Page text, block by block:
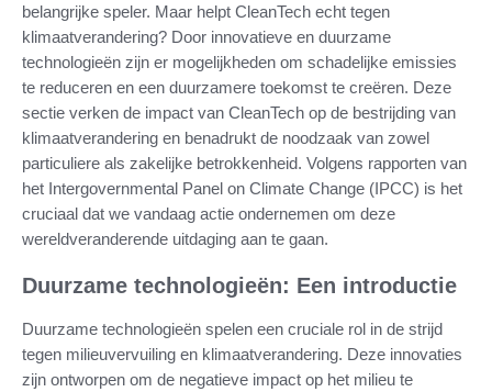
belangrijke speler. Maar helpt CleanTech echt tegen
klimaatverandering? Door innovatieve en duurzame
technologieën zijn er mogelijkheden om schadelijke emissies
te reduceren en een duurzamere toekomst te creëren. Deze
sectie verken de impact van CleanTech op de bestrijding van
klimaatverandering en benadrukt de noodzaak van zowel
particuliere als zakelijke betrokkenheid. Volgens rapporten van
het Intergovernmental Panel on Climate Change (IPCC) is het
cruciaal dat we vandaag actie ondernemen om deze
wereldveranderende uitdaging aan te gaan.
Duurzame technologieën: Een introductie
Duurzame technologieën spelen een cruciale rol in de strijd
tegen milieuvervuiling en klimaatverandering. Deze innovaties
zijn ontworpen om de negatieve impact op het milieu te